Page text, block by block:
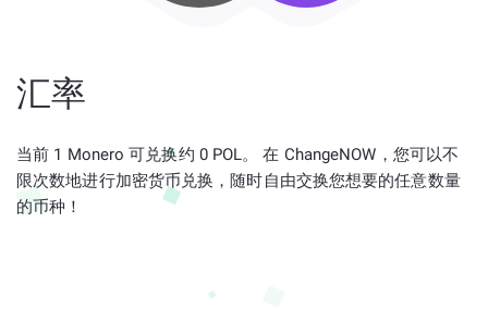
汇率
当前 1 Monero 可兑换约 0 POL。 在 ChangeNOW，您可以不
限次数地进行加密货币兑换，随时自由交换您想要的任意数量
的币种！